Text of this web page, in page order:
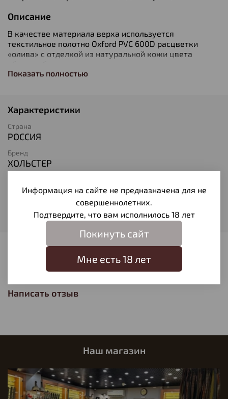
Описание
В качестве материала верха используется
текстильное полотно Oxford PVC 600D расцветки
«олива» с отделкой из натуральной кожи цвета
влагозащитные, очень прочные и долговечные.
Показать полностью
Характеристики
Страна
РОССИЯ
Бренд
ХОЛЬСТЕР
Натуральная кожа
Отзывов еще никто не оставлял
Написать отзыв
Наш магазин
Информация на сайте не предназначена для не
совершеннолетних.
Подтвердите, что вам исполнилось 18 лет
Покинуть сайт
Мне есть 18 лет